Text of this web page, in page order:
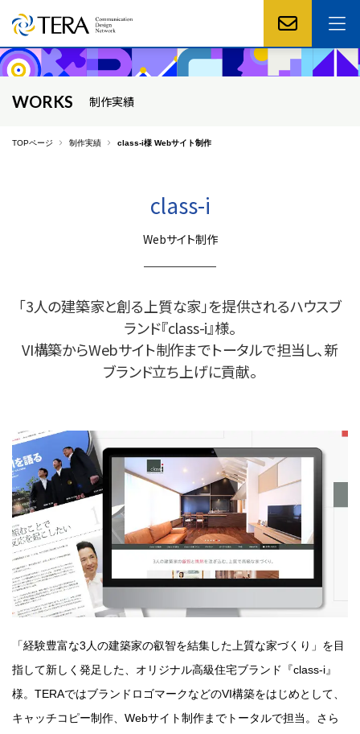
WORKS 制作実績
TOPページ 制作実績 class-i様 Webサイト制作
class-i
Webサイト制作
「3人の建築家と創る上質な家」を提供されるハウスブ
ランド『class-i』様。
VI構築からWebサイト制作までトータルで担当し、新
ブランド立ち上げに貢献。
「経験豊富な3人の建築家の叡智を結集した上質な家づくり」を目
指して新しく発足した、オリジナル高級住宅ブランド『class-i』
様。TERAではブランドロゴマークなどのVI構築をはじめとして、
キャッチコピー制作、Webサイト制作までトータルで担当。さら